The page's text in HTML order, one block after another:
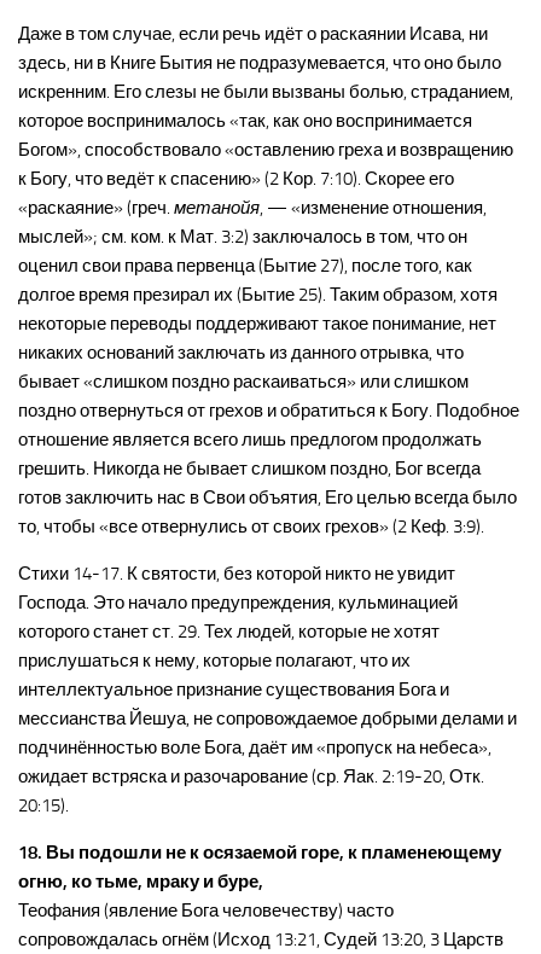
Даже в том случае, если речь идёт о раскаянии Исава, ни
здесь, ни в Книге Бытия не подразумевается, что оно было
искренним. Его слезы не были вызваны болью, страданием,
которое воспринималось «так, как оно воспринимается
Богом», способствовало «оставлению греха и возвращению
к Богу, что ведёт к спасению» (2 Кор. 7:10). Скорее его
«раскаяние» (греч. метанойя, — «изменение отношения,
мыслей»; см. ком. к Мат. 3:2) заключалось в том, что он
оценил свои права первенца (Бытие 27), после того, как
долгое время презирал их (Бытие 25). Таким образом, хотя
некоторые переводы поддерживают такое понимание, нет
никаких оснований заключать из данного отрывка, что
бывает «слишком поздно раскаиваться» или слишком
поздно отвернуться от грехов и обратиться к Богу. Подобное
отношение является всего лишь предлогом продолжать
грешить. Никогда не бывает слишком поздно, Бог всегда
готов заключить нас в Свои объятия, Его целью всегда было
то, чтобы «все отвернулись от своих грехов» (2 Кеф. 3:9).
Стихи 14-17. К святости, без которой никто не увидит
Господа. Это начало предупреждения, кульминацией
которого станет ст. 29. Тех людей, которые не хотят
прислушаться к нему, которые полагают, что их
интеллектуальное признание существования Бога и
мессианства Йешуа, не сопровождаемое добрыми делами и
подчинённостью воле Бога, даёт им «пропуск на небеса»,
ожидает встряска и разочарование (ср. Яак. 2:19-20, Отк.
20:15).
18. Вы подошли не к осязаемой горе, к пламенеющему
огню, ко тьме, мраку и буре,
Теофания (явление Бога человечеству) часто
сопровождалась огнём (Исход 13:21, Судей 13:20, 3 Царств